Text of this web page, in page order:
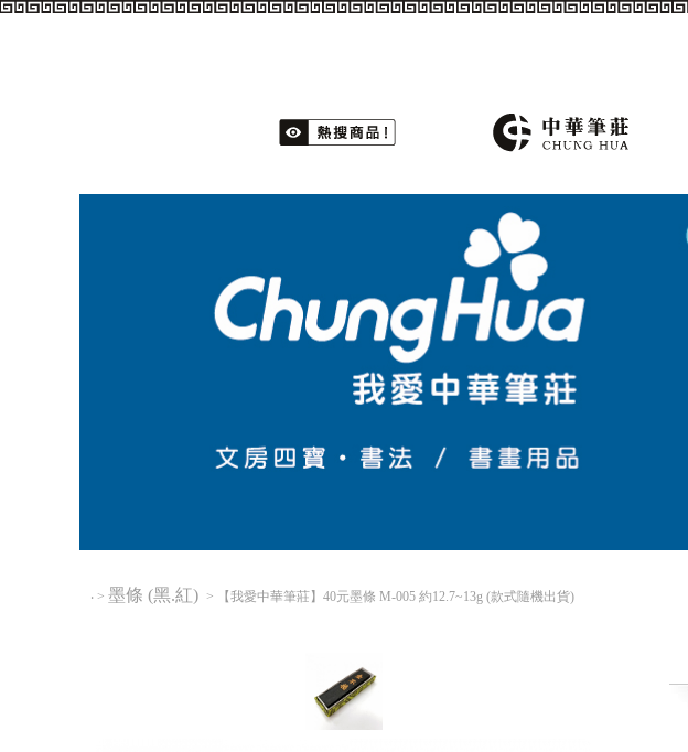
‧ > 墨條 (黑.紅) > 【我愛中華筆莊】40元墨條 M-005 約12.7~13g (款式隨機出貨)